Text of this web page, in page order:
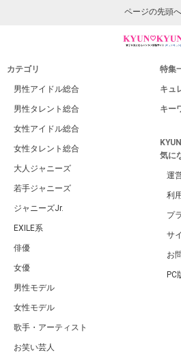
ページの先頭へ
カテゴリ
男性アイドル総合
男性タレント総合
女性アイドル総合
女性タレント総合
大人ジャニーズ
若手ジャニーズ
ジャニーズJr.
EXILE系
俳優
女優
男性モデル
女性モデル
歌手・アーティスト
お笑い芸人
特集
キュ
キー
気に
運
利
プ
サ
お
PC